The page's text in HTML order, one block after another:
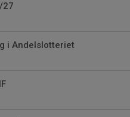
27
i Andelslotteriet